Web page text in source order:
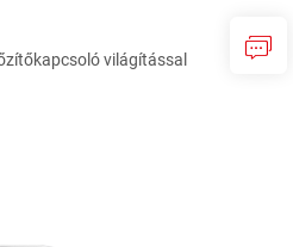
világítással